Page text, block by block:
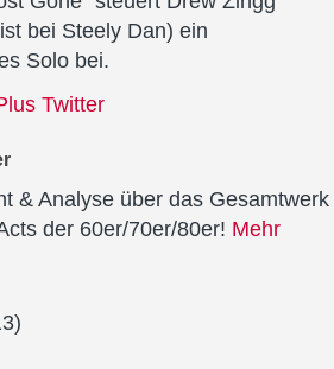
bei Steely Dan) ein
Solo bei.
Twitter
& Analyse über das Gesamtwerk
der 60er/70er/80er! Mehr